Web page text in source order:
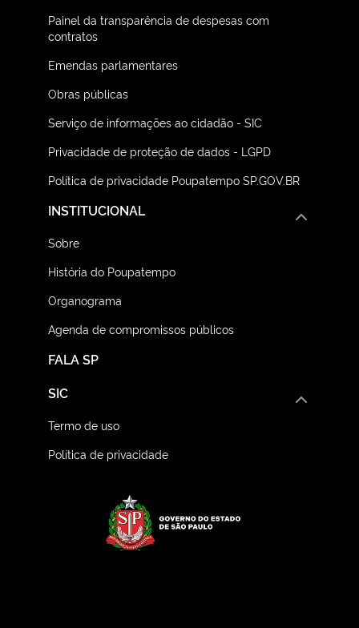
Painel da transparência de despesas com
contratos
Emendas parlamentares
Obras públicas
Serviço de informações ao cidadão - SIC
Privacidade de proteção de dados - LGPD
Política de privacidade Poupatempo SP.GOV.BR
FALA SP
INSTITUCIONAL
Sobre
História do Poupatempo
Organograma
Agenda de compromissos públicos
SIC
Termo de uso
Política de privacidade